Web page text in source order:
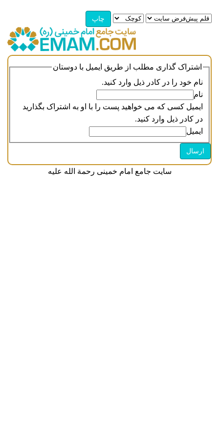
اشتراک گذاری مطلب از طریق ایمیل با دوستان
نام خود را در کادر ذیل وارد کنید.
نام
ایمیل کسی که می خواهید پست را با او به اشتراک بگذارید
در کادر ذیل وارد کنید.
ایمیل
سایت جامع امام خمینی رحمة الله علیه